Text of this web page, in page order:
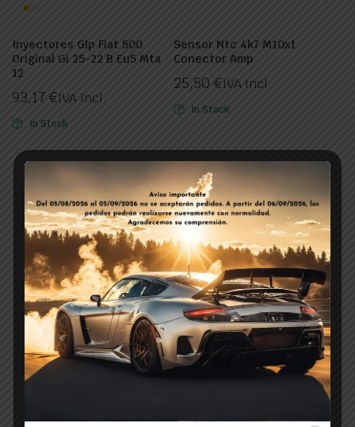
Inyectores Glp Fiat 500
Original Gi 25-22 B Eu5 Mta
12
93,17 €IVA Incl.
In Stock
Sensor Ntc 4k7 M10x1
Conector Amp
25,50 €IVA Incl.
In Stock